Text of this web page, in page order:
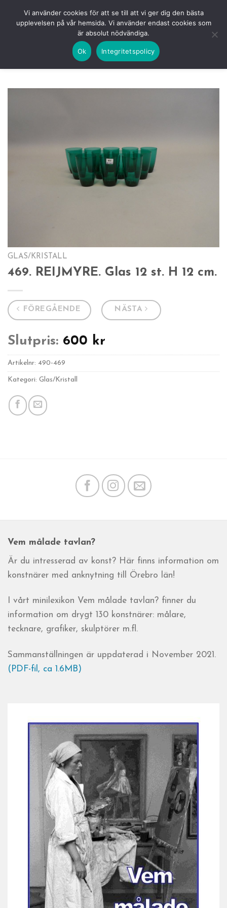
KOMMANDE LOGGA IN
GLAS/KRISTALL
469. REIJMYRE. Glas 12 st. H 12 cm.
FÖREGÅENDE NÄSTA
Slutpris: 600 kr
Artikelnr: 490-469
Kategori: Glas/Kristall
Vem målade tavlan?
Är du intresserad av konst? Här finns information om
konstnärer med anknytning till Örebro län!
I vårt minilexikon Vem målade tavlan? finner du
information om drygt 130 konstnärer: målare,
tecknare, grafiker, skulptörer m.fl.
Sammanställningen är uppdaterad i November 2021.
(PDF-fil, ca 1.6MB)
Vi använder cookies för att se till att vi ger dig den bästa
upplevelsen på vår hemsida. Vi använder endast cookies som
är absolut nödvändiga.
Ok Integritetspolicy